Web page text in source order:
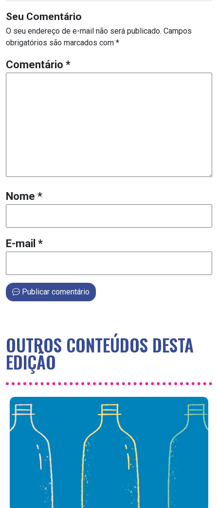
Seu Comentário
O seu endereço de e-mail não será publicado. Campos
obrigatórios são marcados com *
Comentário *
Nome *
E-mail *
Publicar comentário
OUTROS CONTEÚDOS DESTA
EDIÇÃO